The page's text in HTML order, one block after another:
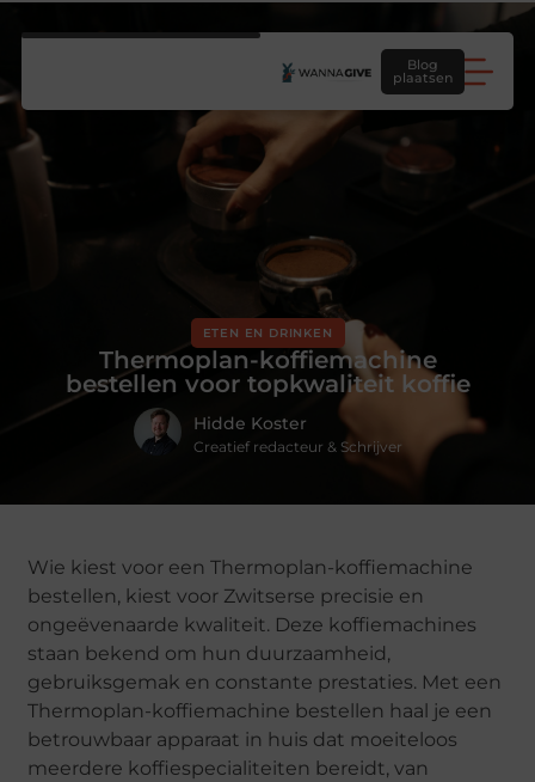
Blog
plaatsen
ETEN EN DRINKEN
Thermoplan-koffiemachine
bestellen voor topkwaliteit koffie
Hidde Koster
Creatief redacteur & Schrijver
Wie kiest voor een Thermoplan-koffiemachine
bestellen, kiest voor Zwitserse precisie en
ongeëvenaarde kwaliteit. Deze koffiemachines
staan bekend om hun duurzaamheid,
gebruiksgemak en constante prestaties. Met een
Thermoplan-koffiemachine bestellen haal je een
betrouwbaar apparaat in huis dat moeiteloos
meerdere koffiespecialiteiten bereidt, van